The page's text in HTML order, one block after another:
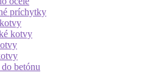
príchytky
kotvy
betónu